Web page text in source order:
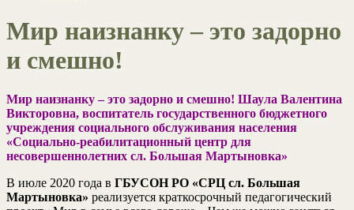
Мир наизнанку – это задорно
и смешно!
Мир наизнанку – это задорно и смешно! Шаула Валентина
Викторовна, воспитатель государственного бюджетного
учреждения социального обслуживания населения
«Социально-реабилитационный центр для
несовершеннолетних сл. Большая Мартыновка»
В июле 2020 года в ГБУСОН РО «СРЦ сл. Большая
Мартыновка» реализуется краткосрочный педагогический